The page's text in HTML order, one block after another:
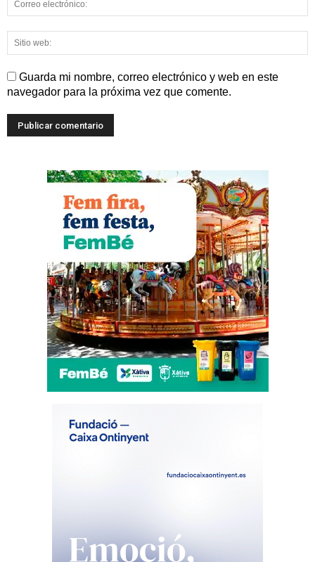
Guarda mi nombre, correo electrónico y web en este
navegador para la próxima vez que comente.